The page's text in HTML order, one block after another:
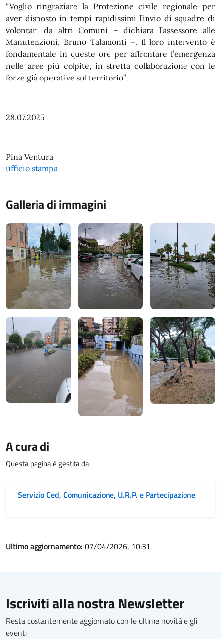
“Voglio ringraziare la Protezione civile regionale per
aver disposto in tempi rapidissimi l’invio di squadre di
volontari da altri Comuni – dichiara l’assessore alle
Manutenzioni, Bruno Talamonti –. Il loro intervento è
fondamentale in queste ore per affrontare l’emergenza
nelle aree più colpite, in stretta collaborazione con le
forze già operative sul territorio”.
28.07.2025
Pina Ventura
ufficio stampa
Galleria di immagini
A cura di
Questa pagina è gestita da
Servizio Ced, Comunicazione, U.R.P. e Partecipazione
Ultimo aggiornamento: 07/04/2026, 10:31
Iscriviti alla nostra Newsletter
Resta costantemente aggiornato con le ultime novità e gli
eventi